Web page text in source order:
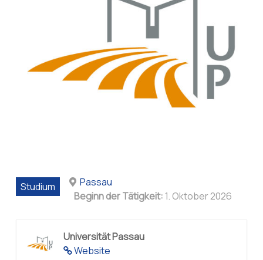
Studium
Passau
Beginn der Tätigkeit: 1. Oktober 2026
Website
Universität Passau